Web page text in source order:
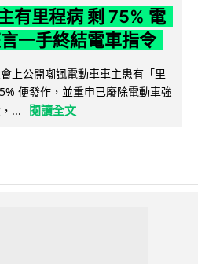
有里程病 剩 75% 電
一手終結電車指令
上公開嘲諷電動車車主患有「里
便發作，並重申已廢除電動車強
...
閱讀全文